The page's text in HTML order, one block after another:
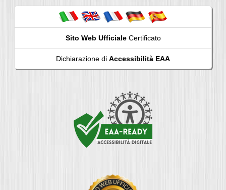
Sito Web UfficialeCertificato
Dichiarazione di Accessibilità EAA